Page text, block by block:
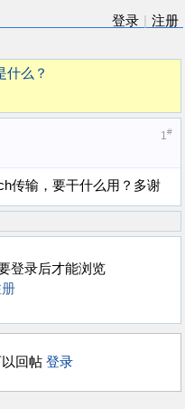
登录
注册
什么？
1#
传输，要干什么用？多谢
登录后才能浏览
回帖 登录